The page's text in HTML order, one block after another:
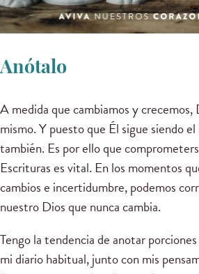
Anótalo
A medida que cambiamos y crecemos,
mismo. Y puesto que Él sigue siendo el
también. Es por ello que
Escrituras es vital. En los momentos
cambios e incertidumbre, podemos
nuestro Dios que nunca cambia.
Tengo la tendencia de anotar
mi diario habitual, junto con mis